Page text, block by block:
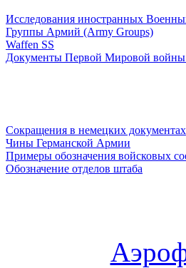
Исследования иностранных
Группы Армий (Army Groups)
Waffen SS
Документы Первой Мировой
Сокращения в немецких документах
Чины Германской Армии
Примеры обозначения войсковых
Обозначение отделов штаба